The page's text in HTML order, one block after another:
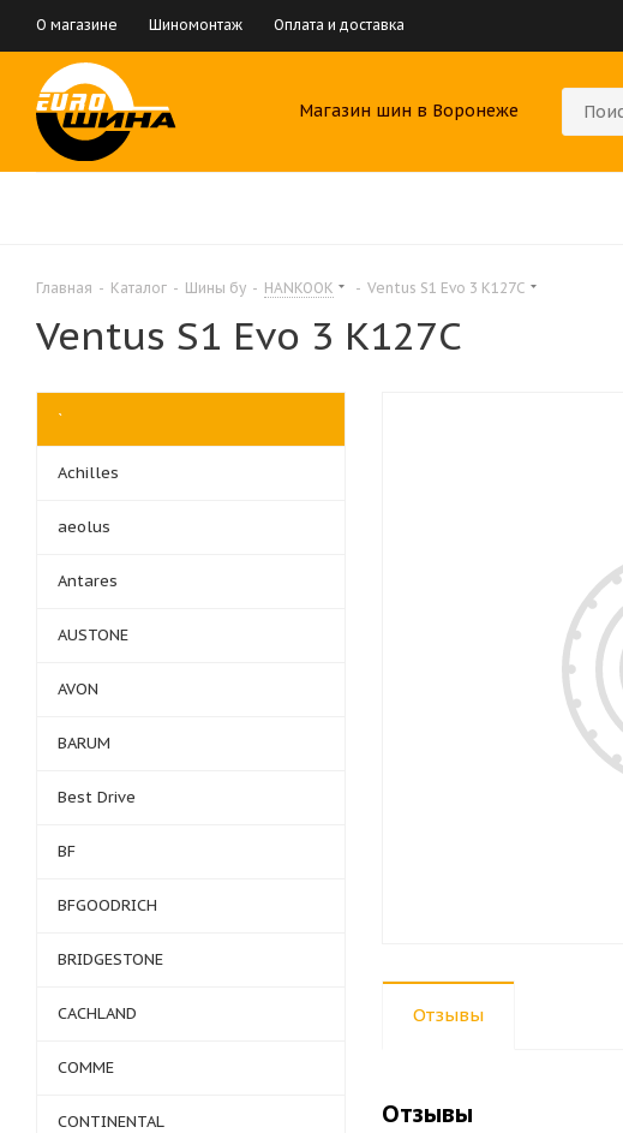
О магазине Шиномонтаж Оплата и доставка
Магазин шин в Воронеже
Главная - Каталог - Шины бу - HANKOOK - Ventus S1 Evo 3 K127C
Ventus S1 Evo 3 K127C
Отзывы
Отзывы
`
Achilles
aeolus
Antares
AUSTONE
AVON
BARUM
Best Drive
BF
BFGOODRICH
BRIDGESTONE
CACHLAND
COMME
CONTINENTAL